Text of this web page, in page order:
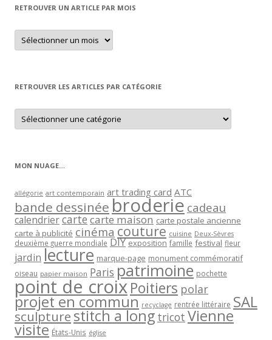
RETROUVER UN ARTICLE PAR MOIS
Retrouver
un
article
RETROUVER LES ARTICLES PAR CATÉGORIE
Retrouver
les
articles
MON NUAGE…
allégorie art contemporain art trading card ATC
bande dessinée broderie cadeau
calendriercartecarte maison carte postale ancienne
carte à publicité cinéma couture cuisine Deux-Sèvres
deuxième guerre mondiale DIY exposition famille festival fleur
jardin lecture marque-page monument commémoratif
oiseau papier maison Paris patrimoine pochette
point de croixPoitiers polar
projet en commun recyclage rentrée littéraire SAL
sculpturestitch a long tricot Vienne
visite États-Unis église